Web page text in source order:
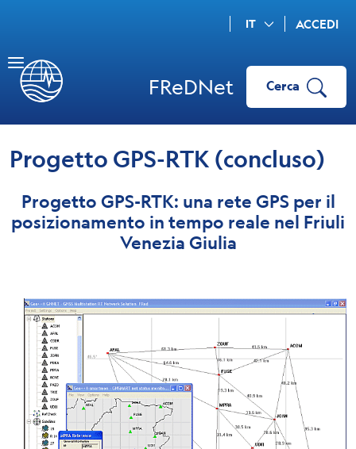
ACCEDI
IT
FReDNet Cerca
Progetto GPS-RTK (concluso)
Progetto GPS-RTK: una rete GPS per il
posizionamento in tempo reale nel Friuli
Venezia Giulia